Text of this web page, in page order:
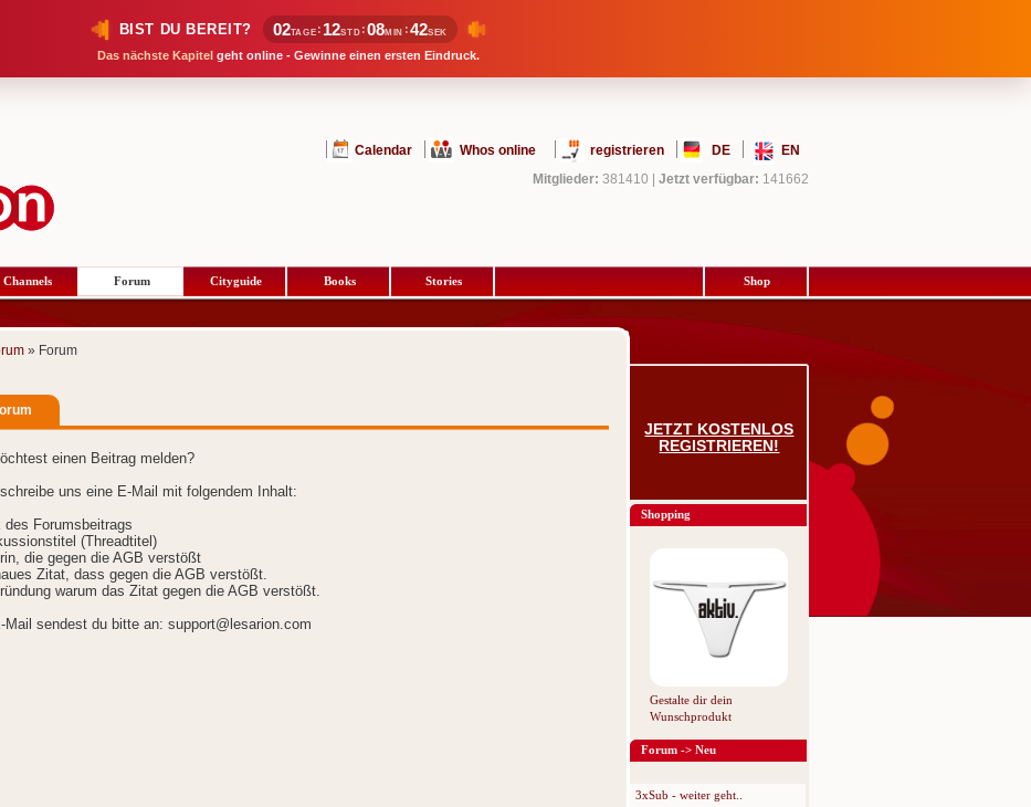
BIST DU BEREIT? 02TAGE : 12STD :08MIN :42SEK
Das nächste Kapitel geht online - Gewinne einen ersten Eindruck.
Calendar Whos online registrieren DE
EN
Mitglieder: 381410 Jetzt verfügbar: 141662
Channels Forum Cityguide Books Stories Shop
» Forum
einen Beitrag melden?
uns eine E-Mail mit folgendem Inhalt:
des Forumsbeitrags
(Threadtitel)
die gegen die AGB verstößt
Zitat, dass gegen die AGB verstößt.
warum das Zitat gegen die AGB verstößt.
Mail sendest du bitte an: support@lesarion.com
JETZT KOSTENLOS
REGISTRIEREN!
Shopping
Gestalte dir dein
Wunschprodukt
Forum -> Neu
3xSub - weiter geht..